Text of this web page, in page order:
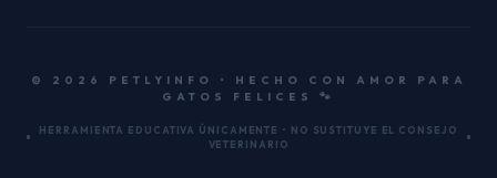
© 2026 PETLYINFO • HECHO CON AMOR PARA
GATOS FELICES 🐾
HERRAMIENTA EDUCATIVA ÚNICAMENTE • NO SUSTITUYE EL CONSEJO
VETERINARIO